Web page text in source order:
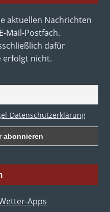
aktuellen Nachrichten
Mail-Postfach.
dafür
erfolgt nicht.
Datenschutzerklärung